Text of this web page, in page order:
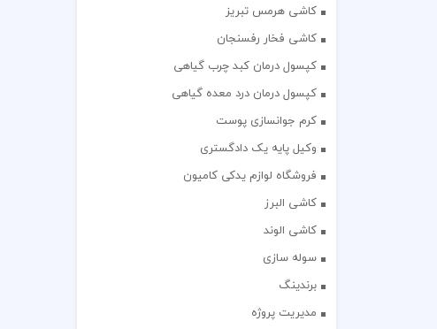
کاشی هرمس تبریز
کاشی فخار رفسنجان
کپسول درمان کبد چرب گیاهی
کپسول درمان درد معده گیاهی
کرم جوانسازی پوست
وکیل پایه یک دادگستری
فروشگاه لوازم یدکی کامیون
کاشی البرز
کاشی الوند
سوله سازی
برندینگ
مدیریت پروژه